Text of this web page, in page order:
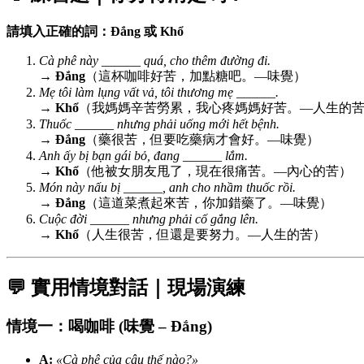
請填入正確的詞：Đắng 或 Khổ
Cà phê này ______ quá, cho thêm đường đi.
→ Đắng （這杯咖啡好苦，加點糖吧。—味覺）
Mẹ tôi làm lụng vất vả, tôi thương mẹ ______.
→ Khổ （我媽媽辛苦勞累，我心疼媽媽好苦。—人生的
Thuốc ______ nhưng phải uống mới hết bệnh.
→ Đắng （藥很苦，但要吃藥病才會好。—味覺）
Anh ấy bị bạn gái bỏ, đang ______ lắm.
→ Khổ （他被女朋友甩了，現在很痛苦。—內心的苦）
Món này nấu bị ______, anh cho nhầm thuốc rồi.
→ Đắng （這道菜煮起來苦，你加錯藥了。—味覺）
Cuộc đời ______ nhưng phải cố gắng lên.
→ Khổ （人生很苦，但還是要努力。—人生的苦）
💬 實用情境對話｜現場演練
情境一：喝咖啡 (味覺 – Đắng)
A: «Cà phê của cậu thế nào?»